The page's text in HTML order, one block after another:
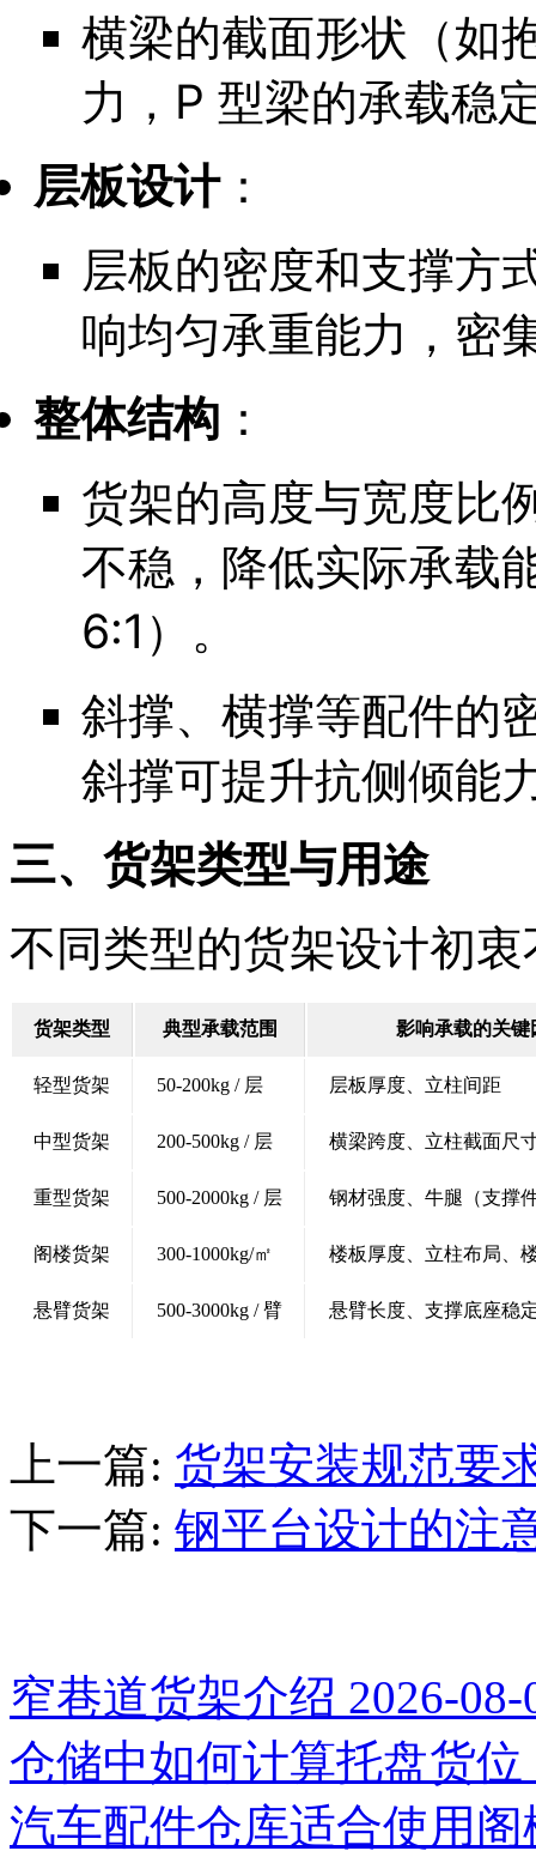
横梁的截面形状（如
力，P 型梁的承载稳
层板设计：
层板的密度和支撑方
响均匀承重能力，密
整体结构 ：
货架的高度与宽度比
不稳，降低实际承载
6:1）。
斜撑、横撑等配件的
斜撑可提升抗侧倾能
三、货架类型与用途
不同类型的货架设计初
货架类型 典型承载范围 影响承载的关键
轻型货架 50-200kg / 层 层板厚度、立柱间距
中型货架 200-500kg / 层 横梁跨度、立柱截面尺
重型货架 500-2000kg / 层 钢材强度、牛腿（支撑
阁楼货架 300-1000kg/㎡ 楼板厚度、立柱布局、
悬臂货架 500-3000kg / 臂 悬臂长度、支撑底座稳
上一篇: 货架安装规范要
下一篇: 钢平台设计的注
窄巷道货架介绍 2026-08-
仓储中如何计算托盘货位
汽车配件仓库适合使用